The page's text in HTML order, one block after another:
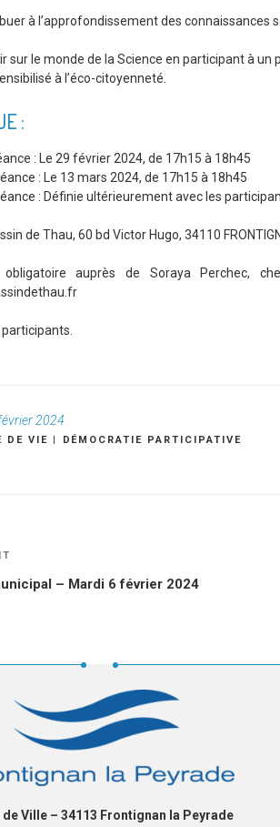
à l’approfondissement des connaissances
sur le monde de la Science en participant à
à l’éco-citoyenneté.
:
: Le 29 février 2024, de 17h15 à 18h45
: Le 13 mars 2024, de 17h15 à 18h45
: Définie ultérieurement avec les
de Thau, 60 bd Victor Hugo, 34110
obligatoire auprès de Soraya Perchec,
participants.
2024
DE VIE DÉMOCRATIE PARTICIPATIVE
– Mardi 6 février 2024
de Ville – 34113 Frontignan la Peyrade